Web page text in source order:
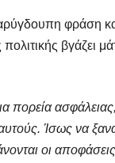
φράση
πολιτικής
πορεία
Ίσως να
οι